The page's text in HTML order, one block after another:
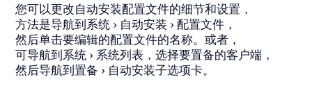
您可以更改自动安装配置文件的细节和设置，
方法是导航到系统 自动安装 配置文件 ，
然后单击要编辑的配置文件的名称。或者，
可导航到系统 系统列表 ，选择要置备的客户端，
然后导航到置备 自动安装子选项卡。